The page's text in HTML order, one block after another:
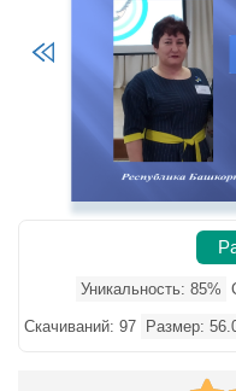
Уникальность: 85%
Скачиваний: 97 Размер: